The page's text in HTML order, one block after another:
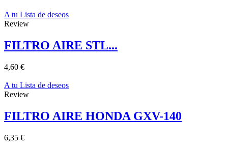
A tu Lista de deseos
Review
FILTRO AIRE STL...
4,60 €
A tu Lista de deseos
Review
FILTRO AIRE HONDA GXV-140
6,35 €